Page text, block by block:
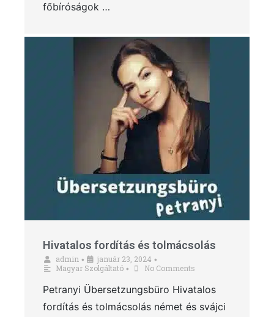
főbíróságok …
Hivatalos fordítás és tolmácsolás
admin • január 23, 2024 •
Magyar Szolgáltató • No Comments
Petranyi Übersetzungsbüro Hivatalos
fordítás és tolmácsolás német és svájci